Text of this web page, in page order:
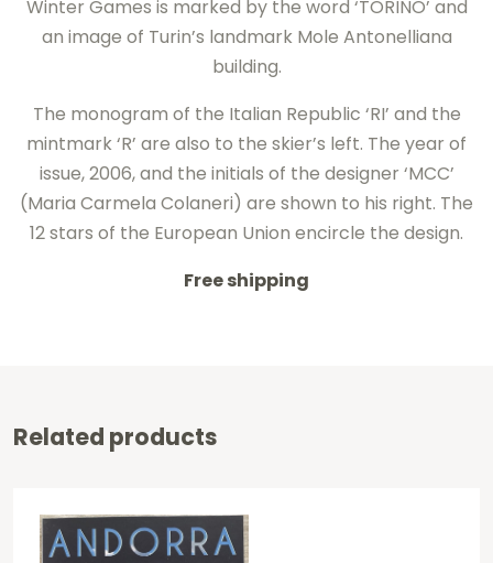
Winter Games is marked by the word ‘TORINO’ and
an image of Turin’s landmark Mole Antonelliana
building.
The monogram of the Italian Republic ‘RI’ and the
mintmark ‘R’ are also to the skier’s left. The year of
issue, 2006, and the initials of the designer ‘MCC’
(Maria Carmela Colaneri) are shown to his right. The
12 stars of the European Union encircle the design.
Free shipping
Related products